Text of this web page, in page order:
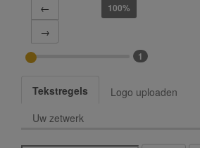
←
→
100%
1
Tekstregels Logo uploaden
Uw zetwerk